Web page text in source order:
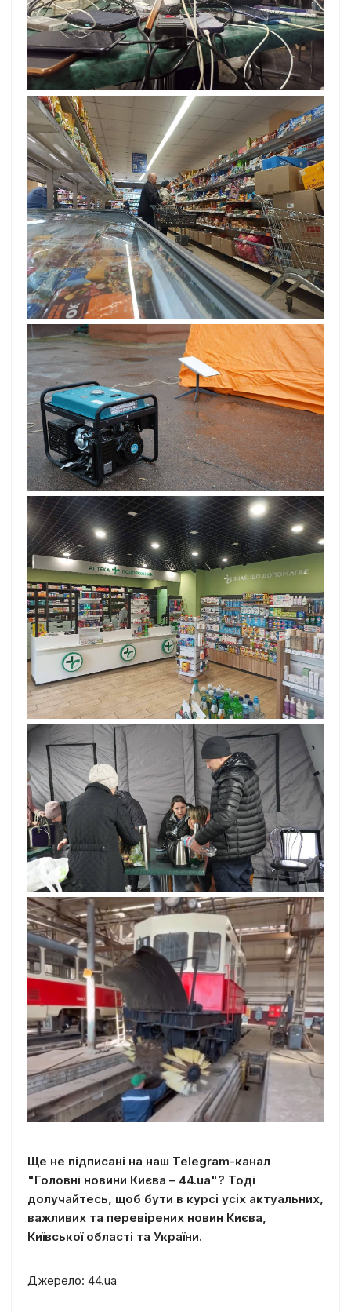
Ще не підписані на наш Telegram-канал
"Головні новини Києва – 44.ua"? Тоді
долучайтесь, щоб бути в курсі усіх актуальних,
важливих та перевірених новин Києва,
Київської області та України.
Джерело: 44.ua